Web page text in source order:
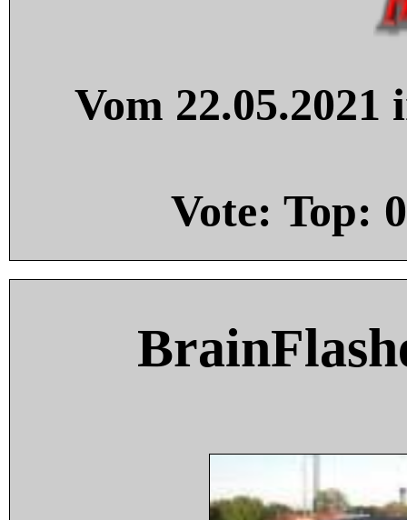
Vom
Vote: Top: 0